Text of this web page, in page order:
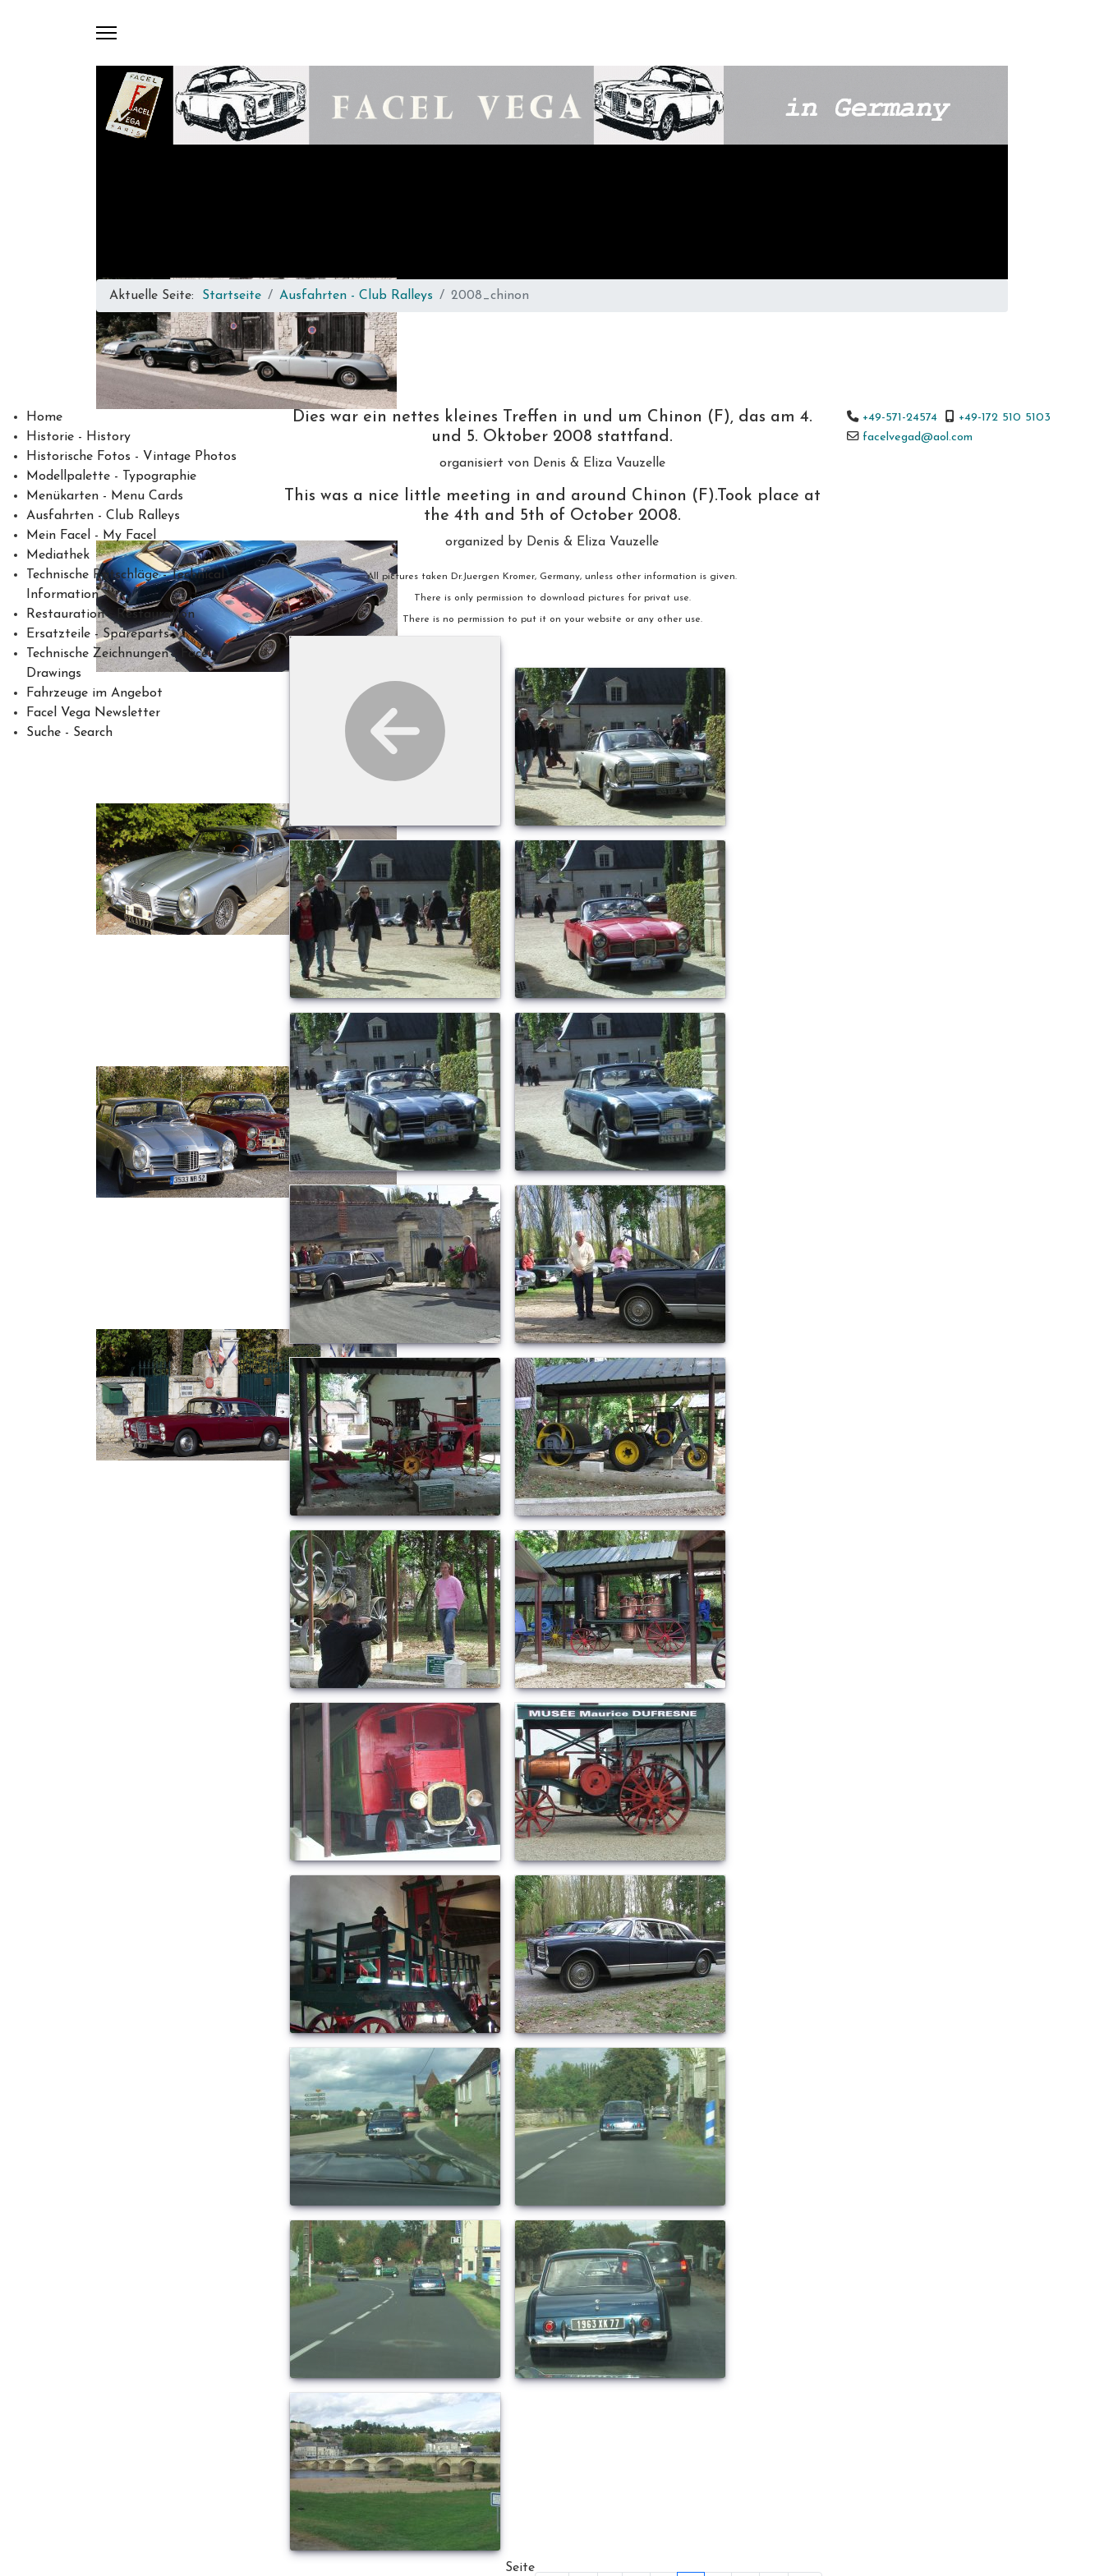
Aktuelle Seite: Startseite Ausfahrten - Club Ralleys 2008_chinon
Home
Historie - History
Historische Fotos - Vintage Photos
Modellpalette - Typographie
Menükarten - Menu Cards
Ausfahrten - Club Ralleys
Mein Facel - My Facel
Mediathek
Technische Ratschläge - Technical
Information
Restauration - Restauration
Ersatzteile - Spareparts
Technische Zeichnungen - Facel
Drawings
Fahrzeuge im Angebot
Facel Vega Newsletter
Suche - Search
Dies war ein nettes kleines Treffen in und um Chinon (F), das am 4.
und 5. Oktober 2008 stattfand.
organisiert von Denis & Eliza Vauzelle
This was a nice little meeting in and around Chinon (F).Took place at
the 4th and 5th of October 2008.
organized by Denis & Eliza Vauzelle
All pictures taken Dr.Juergen Kromer, Germany, unless other information is given.
There is only permission to download pictures for privat use.
There is no permission to put it on your website or any other use.
Seite
+49-571-24574
+49-172 510 5103
facelvegad@aol.com